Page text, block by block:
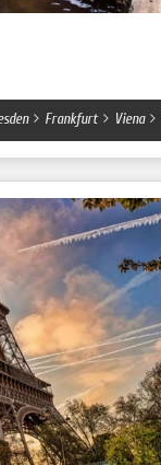
Frankfurt Viena